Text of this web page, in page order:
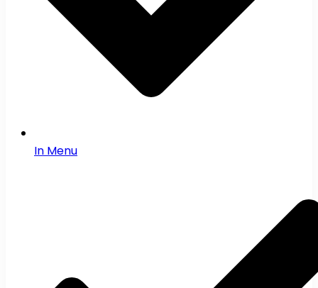
In Menu